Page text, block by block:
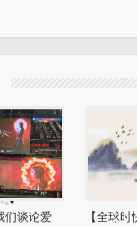
们谈论爱
【全球